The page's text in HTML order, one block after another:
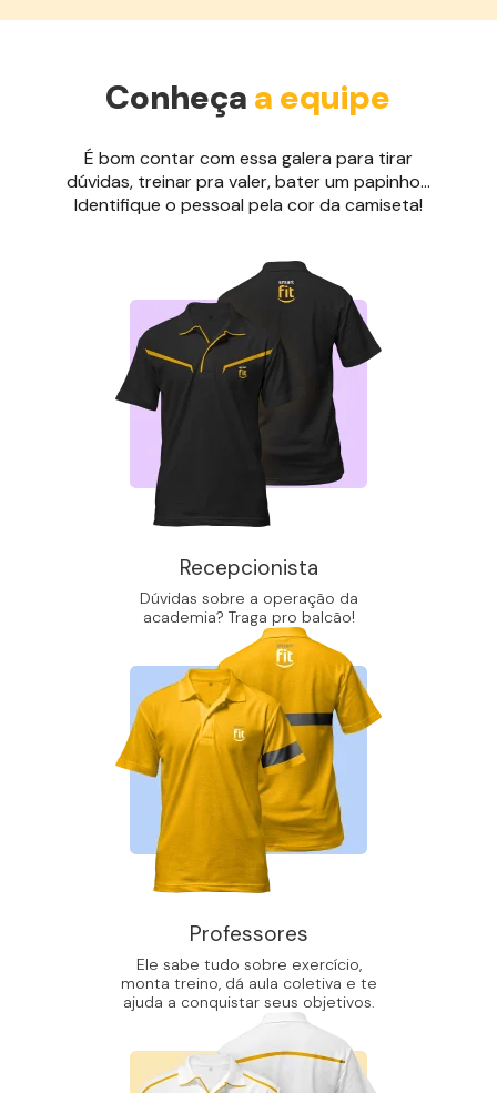
Conheça a equipe
É bom contar com essa galera para tirar
dúvidas, treinar pra valer, bater um papinho...
Identifique o pessoal pela cor da camiseta!
Recepcionista
Dúvidas sobre a operação da
academia? Traga pro balcão!
Professores
Ele sabe tudo sobre exercício,
monta treino, dá aula coletiva e te
ajuda a conquistar seus objetivos.